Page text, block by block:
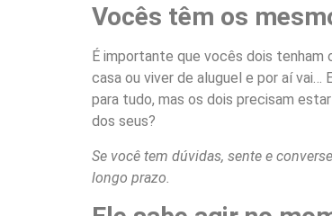
Vocês têm os
É importante que vocês dois tenham
casa ou viver de aluguel e por aí
para tudo, mas os dois precisam
dos seus?
Se você tem dúvidas, sente e
longo prazo.